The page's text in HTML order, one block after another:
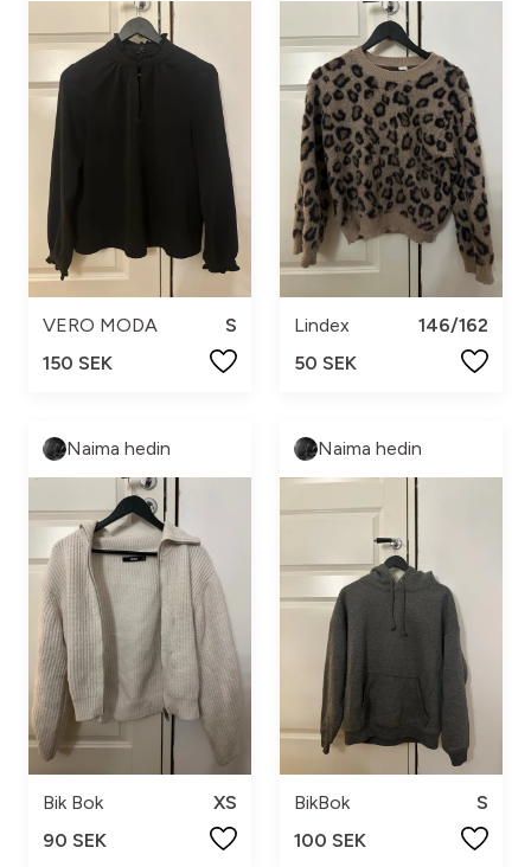
VERO MODA
S
150 SEK
Lindex
146/162
50 SEK
Naima hedin
Bik Bok
XS
90 SEK
Naima hedin
BikBok
S
100 SEK